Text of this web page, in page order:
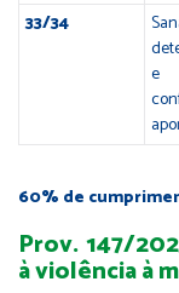
33/34
60% de
Prov. 147/
à violência à